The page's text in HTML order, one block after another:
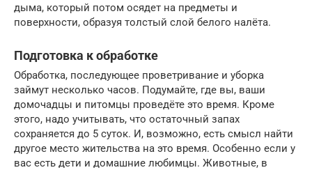
дыма, который потом осядет на предметы и
поверхности, образуя толстый слой белого налёта.
Подготовка к обработке
Обработка, последующее проветривание и уборка
займут несколько часов. Подумайте, где вы, ваши
домочадцы и питомцы проведёте это время. Кроме
этого, надо учитывать, что остаточный запах
сохраняется до 5 суток. И, возможно, есть смысл найти
другое место жительства на это время. Особенно если у
вас есть дети и домашние любимцы. Животные, в